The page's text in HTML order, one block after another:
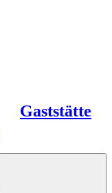
Gaststätte